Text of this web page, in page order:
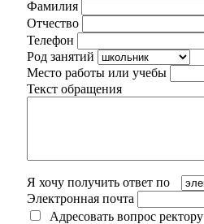
Фамилия
Отчество
Телефон
Род занятий
Место работы или учебы
Текст обращения
Я хочу получить ответ по
Электронная почта
Адресовать вопрос ректору